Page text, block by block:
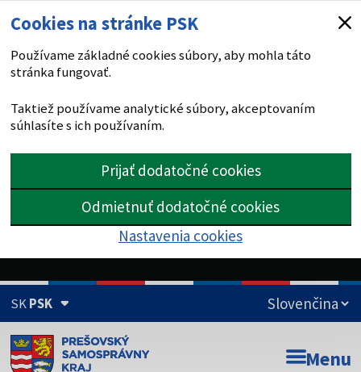
Cookies na stránke PSK
Používame základné cookies súbory, aby mohla táto
stránka fungovať.
Taktiež používame analytické súbory, akceptovaním
súhlasíte s ich používaním.
Prijať dodatočné cookies
Odmietnuť dodatočné cookies
Nastavenia cookies
SKPSK
Doména psk.sk je oficiálna Menu